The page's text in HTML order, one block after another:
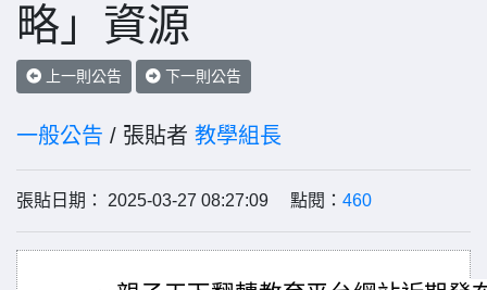
略」資源
上一則公告 下一則公告
一般公告 / 張貼者 教學組長
張貼日期： 2025-03-27 08:27:09 點閱： 460